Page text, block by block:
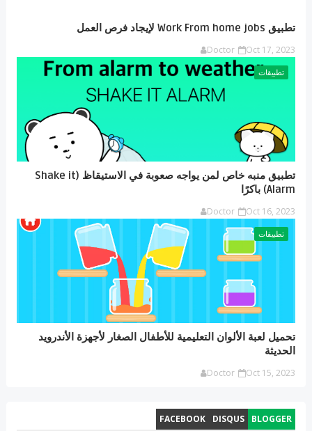
تطبيق Work From home jobs لإيجاد فرص العمل
Doctor Oct 17, 2023
تطبيقات
تطبيق منبه خاص لمن يواجه صعوبة في الاستيقاظ (Shake it
Alarm) باكرًا
Doctor Oct 16, 2023
تطبيقات
تحميل لعبة الألوان التعليمية للأطفال الصغار لأجهزة الأندرويد
الحديثة
Doctor Oct 15, 2023
BLOGGER
DISQUS
FACEBOOK